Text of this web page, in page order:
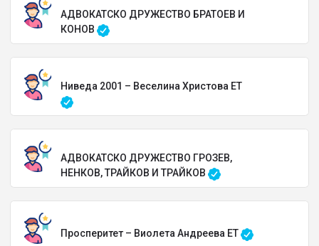
АДВОКАТСКО ДРУЖЕСТВО БРАТОЕВ И
КОНОВ
Ниведа 2001 – Веселина Христова ЕТ
АДВОКАТСКО ДРУЖЕСТВО ГРОЗЕВ,
НЕНКОВ, ТРАЙКОВ И ТРАЙКОВ
Просперитет – Виолета Андреева ЕТ